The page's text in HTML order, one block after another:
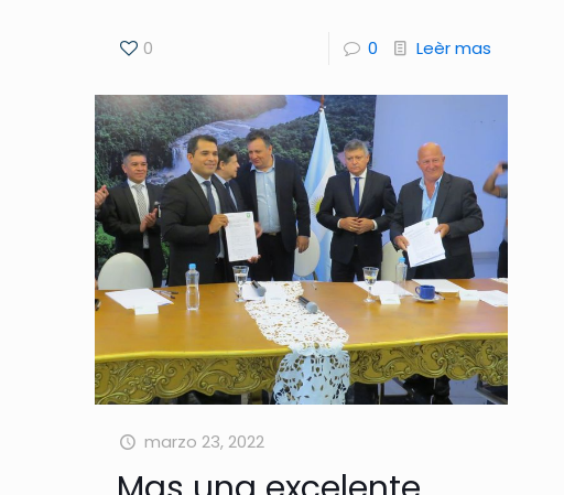
0 0 Leèr mas
marzo 23, 2022